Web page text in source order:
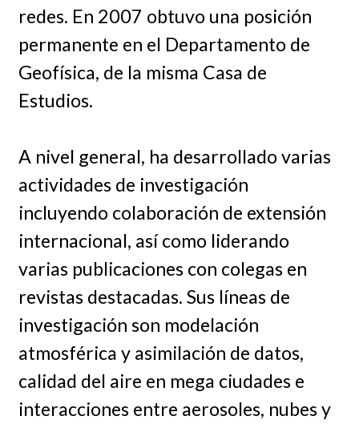
redes. En 2007 obtuvo una posición
permanente en el Departamento de
Geofísica, de la misma Casa de
Estudios.
A nivel general, ha desarrollado varias
actividades de investigación
incluyendo colaboración de extensión
internacional, así como liderando
varias publicaciones con colegas en
revistas destacadas. Sus líneas de
investigación son modelación
atmosférica y asimilación de datos,
calidad del aire en mega ciudades e
interacciones entre aerosoles, nubes y